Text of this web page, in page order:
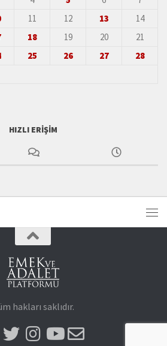
11 12 13
14
18 19 20
21
25 26 27
28
HIZLI ERIŞIM
hakları saklıdır.